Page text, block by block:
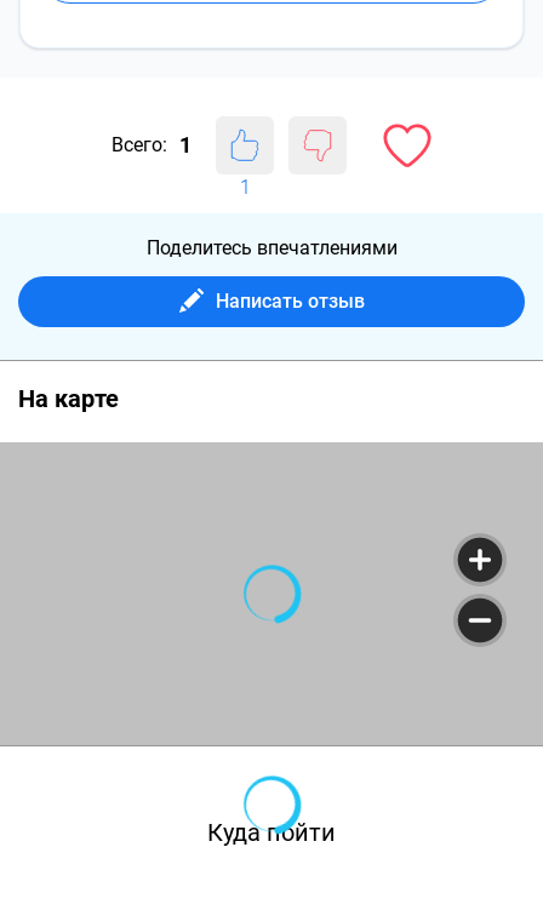
Всего: 1
1
Поделитесь впечатлениями
Написать отзыв
На карте
Куда пойти